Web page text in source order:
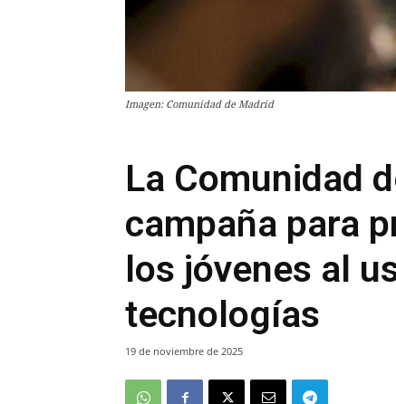
Imagen: Comunidad de Madrid
La Comunidad
campaña para
los jóvenes al
tecnologías
19 de noviembre de 2025